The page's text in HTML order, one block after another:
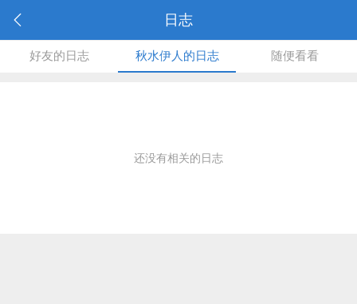
日志
好友的日志 秋水伊人的日志 随便看看
还没有相关的日志